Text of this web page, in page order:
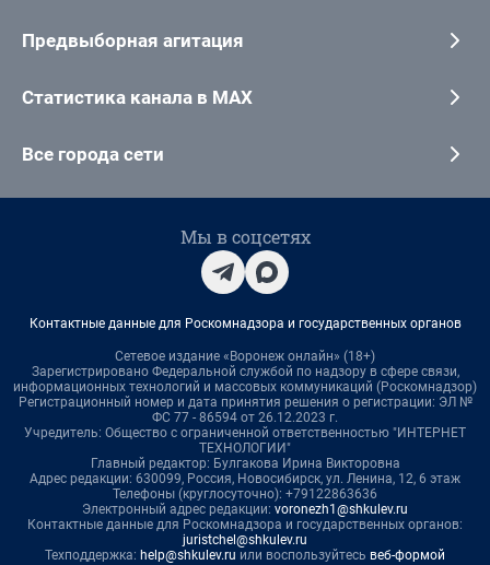
Предвыборная агитация
Статистика канала в MAX
Все города сети
Мы в соцсетях
Контактные данные для Роскомнадзора и государственных органов
Сетевое издание «Воронеж онлайн» (18+)
Зарегистрировано Федеральной службой по надзору в сфере связи,
информационных технологий и массовых коммуникаций (Роскомнадзор)
Регистрационный номер и дата принятия решения о регистрации: ЭЛ №
ФС 77 - 86594 от 26.12.2023 г.
Учредитель: Общество с ограниченной ответственностью "ИНТЕРНЕТ
ТЕХНОЛОГИИ"
Главный редактор: Булгакова Ирина Викторовна
Адрес редакции: 630099, Россия, Новосибирск, ул. Ленина, 12, 6 этаж
Телефоны (круглосуточно): +79122863636
Электронный адрес редакции: voronezh1@shkulev.ru
Контактные данные для Роскомнадзора и государственных органов:
juristchel@shkulev.ru
Техподдержка: help@shkulev.ru или воспользуйтесь веб-формой